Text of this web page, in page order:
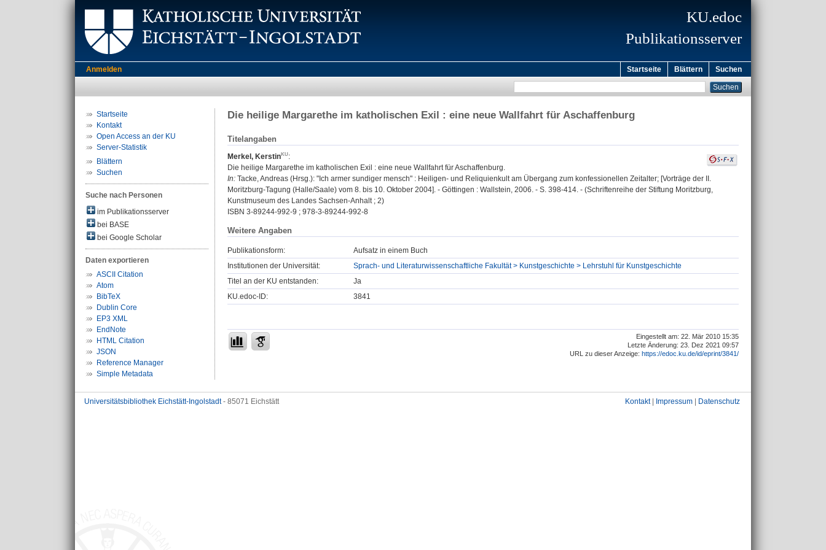
KU.edoc
Publikationsserver
Anmelden Startseite Blättern Suchen
Startseite
Kontakt
Open Access an der KU
Server-Statistik
Blättern
Suchen
Suche nach Personen
im Publikationsserver
bei BASE
bei Google Scholar
Daten exportieren
ASCII Citation
Atom
BibTeX
Dublin Core
EP3 XML
EndNote
HTML Citation
JSON
Reference Manager
Simple Metadata
Die heilige Margarethe im katholischen Exil : eine neue Wallfahrt für Aschaffenburg
Titelangaben
Merkel, Kerstin
:
Die heilige Margarethe im katholischen Exil : eine neue Wallfahrt für Aschaffenburg.
In: Tacke, Andreas (Hrsg.): "Ich armer sundiger mensch" : Heiligen- und Reliquienkult am Übergang zum konfessionellen Zeitalter; [Vorträge der II.
Moritzburg-Tagung (Halle/Saale) vom 8. bis 10. Oktober 2004]. - Göttingen : Wallstein, 2006. - S. 398-414. - (Schriftenreihe der Stiftung Moritzburg,
Kunstmuseum des Landes Sachsen-Anhalt ; 2)
ISBN 3-89244-992-9 ; 978-3-89244-992-8
Weitere Angaben
Publikationsform:
Aufsatz in einem Buch
Institutionen der Universität:
Sprach- und Literaturwissenschaftliche Fakultät > Kunstgeschichte > Lehrstuhl für Kunstgeschichte
Titel an der KU entstanden:
Ja
KU.edoc-ID:
3841
Eingestellt am: 22. Mär 2010 15:35
Letzte Änderung: 23. Dez 2021 09:57
URL zu dieser Anzeige: https://edoc.ku.de/id/eprint/3841/
Universitätsbibliothek Eichstätt-Ingolstadt- 85071 Eichstätt Kontakt| Impressum Datenschutz